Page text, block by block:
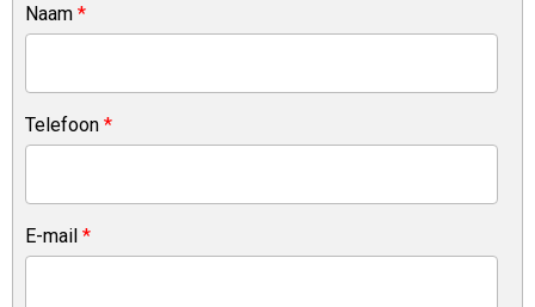
Naam *
Telefoon *
E-mail *